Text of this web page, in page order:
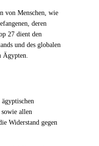
von Menschen, wie
deren
27 dient den
und des globalen
Ägypten.
allen
Widerstand gegen